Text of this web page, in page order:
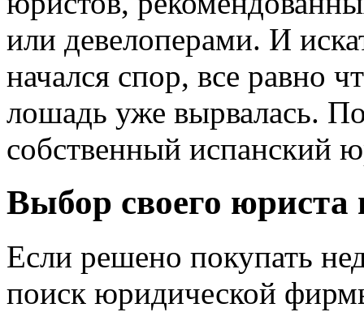
или девелоперами. И
начался спор, все равно
лошадь уже вырвалась.
собственный испанский
Выбор своего
Если решено покупать
поиск юридической